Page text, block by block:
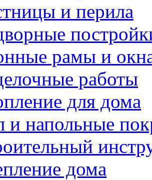
и перила
рамы и
работы
для дома
и напольные
дома